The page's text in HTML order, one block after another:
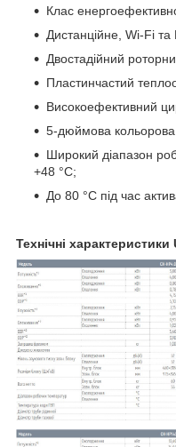
Клас
Дистанційне, Wi-Fi та
Двостадійний
Пластинчастий
Високоефективний
5-дюймова
Широкий діапазон
+48 °C;
До 80 °C під час
Технічні